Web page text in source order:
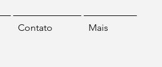
Contato Mais